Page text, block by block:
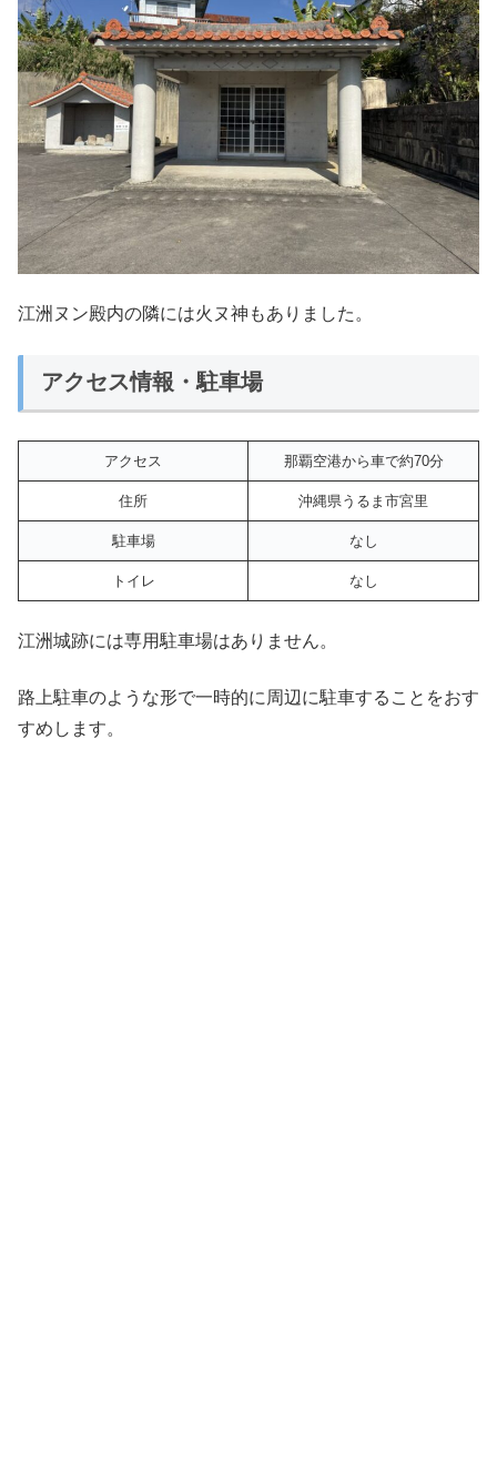
江洲ヌン殿内の隣には火ヌ神もありました。
アクセス情報・駐車場
アクセス 那覇空港から車で約70分
住所 沖縄県うるま市宮里
駐車場 なし
トイレ なし
江洲城跡には専用駐車場はありません。
路上駐車のような形で一時的に周辺に駐車することをおす
すめします。